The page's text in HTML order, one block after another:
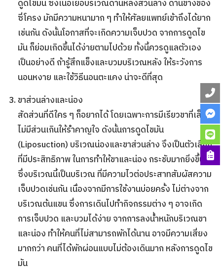
ดูดไขมัน ซึ่งเนื้อเยื่อบริเวณด้านหลังส่วนล่าง ด้านข้างของ
ซี่โครง มักมีความหนามาก ๆ ทําให้ศัลยแพทย์เข้าถึงได้ยาก
เช่นกัน ดังนั้นโอกาสที่จะเกิดความเจ็บปวด จากการดูดไข
มัน ก็ย่อมเกิดขึ้นได้ง่ายตามไปด้วย ทั้งนี้ควรดูแลตัวเอง
เป็นอย่างดี ถ้ารู้สึกแข็งและบวมบริเวณหลัง ให้ระวังการ
นอนหงาย และใช้วิธีนอนตะแคง น่าจะดีที่สุด
ขาส่วนล่างและน่อง
สัดส่วนที่ดีใคร ๆ ก็อยากได้ โดยเฉพาะการมีเรียวขาที่เล็ก
ไม่มีส่วนเกินให้รำคาญใจ ดังนั้นการดูดไขมัน
(Liposuction) บริเวณน่องและขาส่วนล่าง จึงเป็นตัวเลือก
ที่มีประสิทธิภาพ ในการทําให้ขาและน่อง กระชับมากยิ่งขึ้น
ซึ่งบริเวณนี้เป็นบริเวณ ที่มีความไวต่อประสาทสัมผัสความ
เจ็บปวดเช่นกัน เนื่องจากมีการใช้งานบ่อยครั้ง ไม่ต่างจาก
บริเวณต้นแขน ซึ่งการเดินไปทำกิจกรรมต่าง ๆ อาจเกิด
การเจ็บปวด และบวมได้ง่าย จากการลงน้ำหนักบริเวณขา
และน่อง ทำให้คนที่ไม่สามารถพักได้นาน อาจมีความเสี่ยง
มากกว่า คนที่ได้พักผ่อนแบบไม่ต้องเดินมาก หลังการดูดไข
มัน